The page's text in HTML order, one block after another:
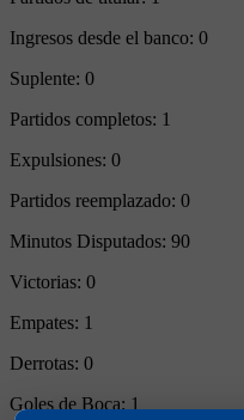
Ingresos desde el banco: 0
Suplente: 0
Partidos completos: 1
Expulsiones: 0
Partidos reemplazado: 0
Minutos Disputados: 90
Victorias: 0
Empates: 1
Derrotas: 0
Goles de Boca: 1